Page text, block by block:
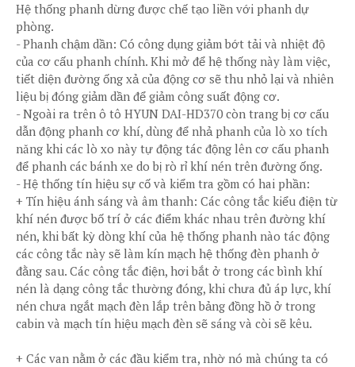
Hệ thống phanh dừng được chế tạo liền với phanh dự
phòng.
- Phanh chậm dần: Có công dụng giảm bớt tải và nhiệt độ
của cơ cấu phanh chính. Khi mở để hệ thống này làm việc,
tiết diện đường ống xả của động cơ sẽ thu nhỏ lại và nhiên
liệu bị đóng giảm dần để giảm công suất động cơ.
- Ngoài ra trên ô tô HYUN DAI-HD370 còn trang bị cơ cấu
dẫn động phanh cơ khí, dùng để nhả phanh của lò xo tích
năng khi các lò xo này tự động tác động lên cơ cấu phanh
để phanh các bánh xe do bị rò rỉ khí nén trên đường ống.
- Hệ thống tín hiệu sự cố và kiểm tra gồm có hai phần:
+ Tín hiệu ánh sáng và âm thanh: Các công tắc kiểu điện từ
khí nén được bố trí ở các điểm khác nhau trên đường khí
nén, khi bất kỳ dòng khí của hệ thống phanh nào tác động
các công tắc này sẽ làm kín mạch hệ thống đèn phanh ở
đằng sau. Các công tắc điện, hơi bắt ở trong các bình khí
nén là dạng công tắc thường đóng, khi chưa đủ áp lực, khí
nén chưa ngắt mạch đèn lắp trên bảng đồng hồ ở trong
cabin và mạch tín hiệu mạch đèn sẽ sáng và còi sẽ kêu.
+ Các van nằm ở các đầu kiểm tra, nhờ nó mà chúng ta có